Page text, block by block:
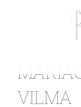
VILMA